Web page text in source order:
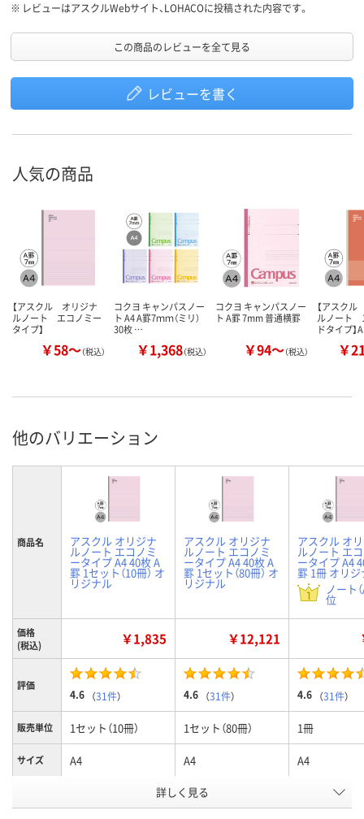
※ レビューはアスクルWebサイト、LOHACOに投稿された内容です。
この商品のレビューを全て見る
レビューを書く
人気の商品
【アスクル オリジナ
ルノート エコノミー
タイプ】
￥58～（税込）
コクヨ キャンパスノー
ト A4 A罫7ｍｍ（ミリ）
30枚 …
￥1,368（税込）
コクヨ キャンパスノー
ト A罫 7mm 普通横罫
￥94～（税込）
【アスク
ルノート
ドタイプ】
￥
他のバリエーション
商品名 アスクル オリジナ
ルノート エコノミ
ータイプ A4 40枚 A
罫 1セット（10冊） オ
リジナル
アスクル オリジナ
ルノート エコノミ
ータイプ A4 40枚 A
罫 1セット（80冊） オ
リジナル
アスクル オ
ルノート エ
ータイプ A4
罫 1冊 オリジ
ノート
位
価格
(税込)
￥1,835 ￥12,121
評価
4.6 （31件） 4.6 （31件） 4.6 （31件）
販売単位 1セット（10冊） 1セット（80冊） 1冊
サイズ A4 A4 A4
A罫（7mm） A罫（7mm）
詳しく見る